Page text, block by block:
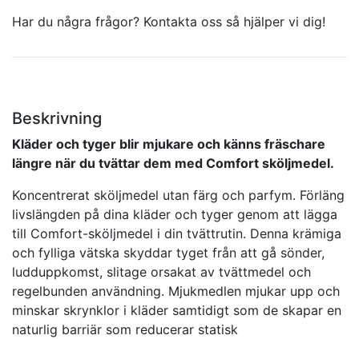
Har du några frågor? Kontakta oss så hjälper vi dig!
Beskrivning
Kläder och tyger blir mjukare och känns fräschare
längre när du tvättar dem med Comfort sköljmedel.
Koncentrerat sköljmedel utan färg och parfym. Förläng
livslängden på dina kläder och tyger genom att lägga
till Comfort-sköljmedel i din tvättrutin. Denna krämiga
och fylliga vätska skyddar tyget från att gå sönder,
ludduppkomst, slitage orsakat av tvättmedel och
regelbunden användning. Mjukmedlen mjukar upp och
minskar skrynklor i kläder samtidigt som de skapar en
naturlig barriär som reducerar statisk